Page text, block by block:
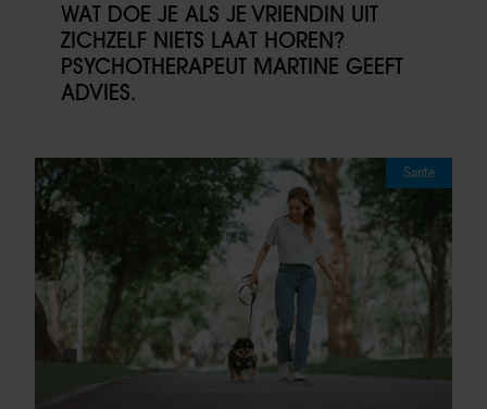
WAT DOE JE ALS JE VRIENDIN UIT
ZICHZELF NIETS LAAT HOREN?
PSYCHOTHERAPEUT MARTINE GEEFT
ADVIES.
Sante